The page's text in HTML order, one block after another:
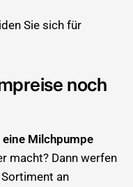
Sie sich für
noch
eine Milchpumpe
macht? Dann werfen
an